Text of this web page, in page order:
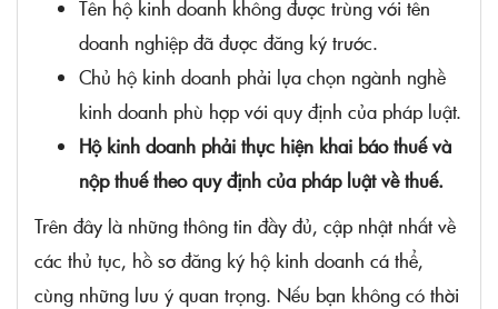
Tên hộ kinh doanh không được trùng với tên
doanh nghiệp đã được đăng ký trước.
Chủ hộ kinh doanh phải lựa chọn ngành nghề
kinh doanh phù hợp với quy định của pháp luật.
Hộ kinh doanh phải thực hiện khai báo thuế và
nộp thuế theo quy định của pháp luật về thuế.
Trên đây là những thông tin đầy đủ, cập nhật nhất về
các thủ tục, hồ sơ đăng ký hộ kinh doanh cá thể,
cùng những lưu ý quan trọng. Nếu bạn không có thời